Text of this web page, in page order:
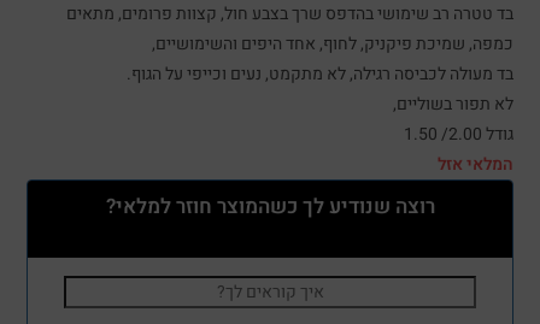
בד טטרה רב שימושי בהדפס שרך בצבע חול, קצוות פרומים, מתאים
כמפה, שמיכת פיקניק, לחוף, אחד היפים והשימושיים,
בד מעולה לכביסה רגילה, לא מתקמט, נעים וכייפי על הגוף.
לא תפור בשוליים,
גודל 2.00/ 1.50
המלאי אזל
רוצה שנודיע לך כשהמוצר חוזר למלאי?